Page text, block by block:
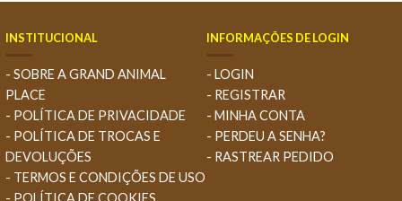
INSTITUCIONAL
- SOBRE A GRAND ANIMAL
PLACE
- POLÍTICA DE PRIVACIDADE
- POLÍTICA DE TROCAS E
DEVOLUÇÕES
- TERMOS E CONDIÇÕES DE USO
- POLÍTICA DE COOKIES
INFORMAÇÕES DE LOGIN
- LOGIN
- REGISTRAR
- MINHA CONTA
- PERDEU A SENHA?
- RASTREAR PEDIDO